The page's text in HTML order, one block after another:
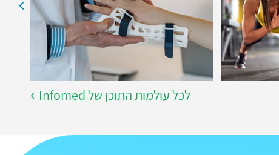
לכל עולמות התוכן של Infomed